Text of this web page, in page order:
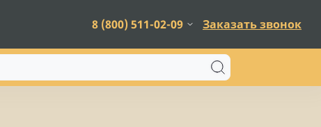
8 (800) 511-02-09 Заказать звонок